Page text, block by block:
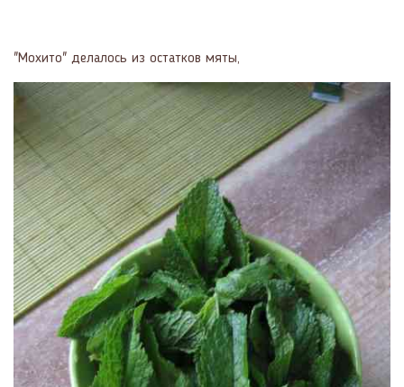
"Мохито" делалось из остатков мяты,